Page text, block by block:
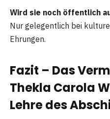
Wird sie noch öffentlich
Nur gelegentlich bei
Ehrungen.
Fazit – Das
Thekla Carola
Lehre des